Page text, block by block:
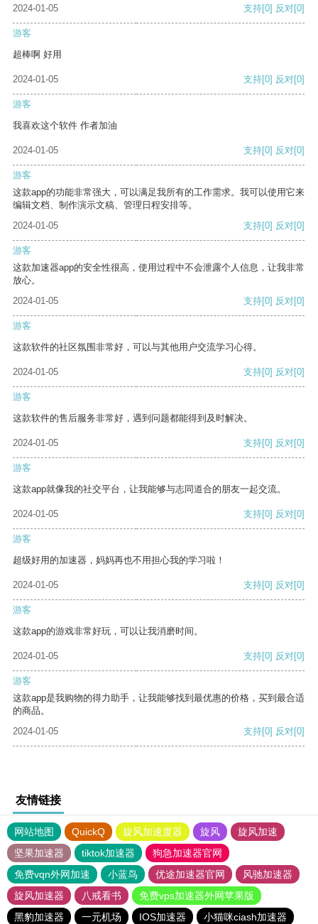
2024-01-05 支持[0] 反对[0]
游客
超棒啊 好用
2024-01-05 支持[0] 反对[0]
游客
我喜欢这个软件 作者加油
2024-01-05 支持[0] 反对[0]
游客
这款app的功能非常强大，可以满足我所有的工作需求。我可以使用它来
编辑文档、制作演示文稿、管理日程安排等。
2024-01-05
支持[0] 反对[0]
游客
这款加速器app的安全性很高，使用过程中不会泄露个人信息，让我非常
放心。
2024-01-05
支持[0] 反对[0]
游客
这款软件的社区氛围非常好，可以与其他用户交流学习心得。
2024-01-05 支持[0] 反对[0]
游客
这款软件的售后服务非常好，遇到问题都能得到及时解决。
2024-01-05 支持[0] 反对[0]
游客
这款app就像我的社交平台，让我能够与志同道合的朋友一起交流。
2024-01-05 支持[0] 反对[0]
游客
超级好用的加速器，妈妈再也不用担心我的学习啦！
2024-01-05 支持[0] 反对[0]
游客
这款app的游戏非常好玩，可以让我消磨时间。
2024-01-05 支持[0] 反对[0]
游客
这款app是我购物的得力助手，让我能够找到最优惠的价格，买到最合适
的商品。
2024-01-05
支持[0] 反对[0]
友情链接
网站地图 QuickQ 旋风加速度器 旋风
旋风加速
坚果加速器
tiktok加速器
狗急加速器官网
免费vqn外网加速
小蓝鸟 优途加速器官网
风驰加速器
旋风加速器
八戒看书
免费vps加速器外网苹果版
黑豹加速器
一元机场 IOS加速器 小猫咪ciash加速器